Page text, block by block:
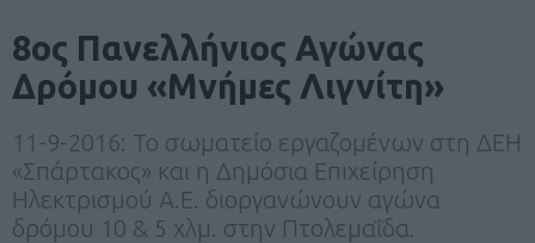
8ος Πανελλήνιος Αγώνας
Δρόμου «Μνήμες Λιγνίτη»
11-9-2016: Το σωματείο εργαζομένων στη ΔΕΗ
«Σπάρτακος» και η Δημόσια Επιχείρηση
Ηλεκτρισμού Α.Ε. διοργανώνουν αγώνα
δρόμου 10 & 5 χλμ. στην Πτολεμαΐδα.